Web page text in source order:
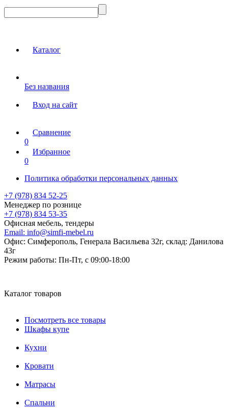
Каталог
Без названия
Вход на сайт
Сравнение
0
Избранное
0
Политика обработки персональных данных
+7 (978) 834 52-25
Менеджер по рознице
+7 (978) 834 53-35
Офисная мебель, тендеры
Email: info@simfi-mebel.ru
Офис: Симферополь, Генерала Васильева 32г, склад: Данилова
43г
Режим работы: Пн-Пт, с 09:00-18:00
Каталог товаров
Посмотреть все товары
Шкафы купе
Кухни
Кровати
Матрасы
Cпальни